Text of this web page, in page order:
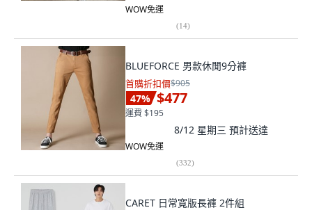
WOW免運
(14)
BLUEFORCE 男款休閒9分褲
首購折扣價$905
47% $477
運費 $195
8/12 星期三 預計送達
WOW免運
(332)
CARET 日常寬版長褲 2件組